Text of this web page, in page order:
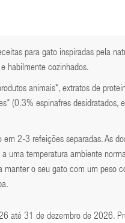
para gato inspiradas pela
habilmente cozinhados.
animais*, extratos de
(0.3% espinafres desidratados,
2-3 refeições separadas. As
uma temperatura ambiente
o seu gato com um peso
até 31 de dezembro de 2026.